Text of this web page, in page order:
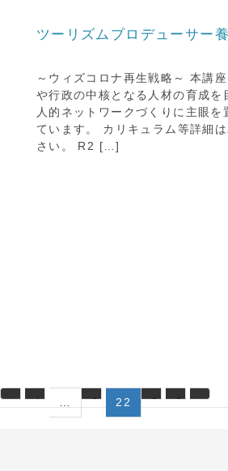
ツーリズムプロデューサー
～ウィズコロナ再生戦略～ 本講
や行政の中核となる人材の育成を
人的ネットワークづくりに主眼を
ています。 カリキュラム等詳細
さい。 R2 […]
« 1 …
2
22
2
2
»